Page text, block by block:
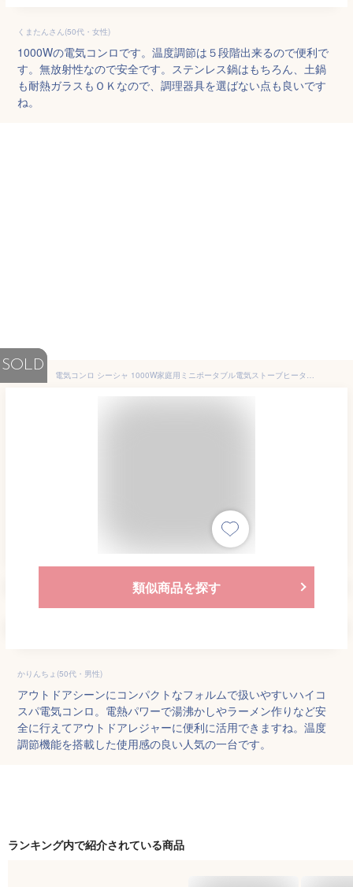
くまたんさん(50代・女性)
1000Wの電気コンロです。温度調節は５段階出来るので便利で
す。無放射性なので安全です。ステンレス鍋はもちろん、土鍋
も耐熱ガラスもＯＫなので、調理器具を選ばない点も良いです
ね。
SOLD
電気コンロ シーシャ 1000W家庭用ミニポータブル電気ストーブヒーターヒータープレートホワイト 電気コンロ 卓上 ミニ 電気コンロ 電熱器 電気こんろ 卓上 卓上コンロ
類似商品を探す
かりんちょ(50代・男性)
アウトドアシーンにコンパクトなフォルムで扱いやすいハイコ
スパ電気コンロ。電熱パワーで湯沸かしやラーメン作りなど安
全に行えてアウトドアレジャーに便利に活用できますね。温度
調節機能を搭載した使用感の良い人気の一台です。
ランキング内で紹介されている商品